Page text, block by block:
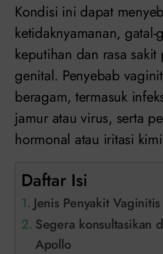
Kondisi ini dapat
ketidaknyamanan, gatal-
keputihan dan rasa sakit
genital. Penyebab
beragam, termasuk
jamur atau virus, serta
hormonal atau iritasi
Daftar Isi
Jenis Penyakit Vaginitis
Segera konsultasikan
Apollo